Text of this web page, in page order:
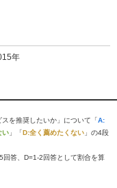
年
を推奨したいか」について「A:
い 」「D:全く薦めたくない 」の4段
答、D=1-2回答として割合を算